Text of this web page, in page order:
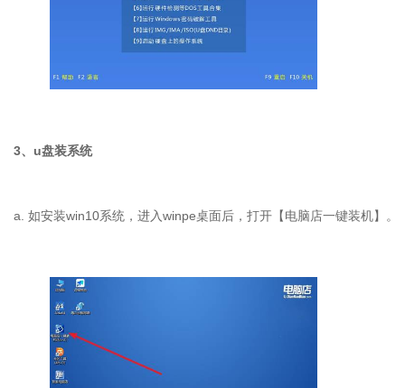
3、u盘装系统
a. 如安装win10系统，进入winpe桌面后，打开【电脑店一键装机】。